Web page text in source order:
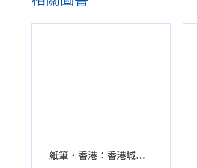
紙筆．香港：香港城市變遷的筆墨記錄